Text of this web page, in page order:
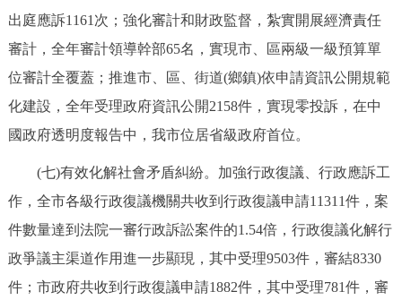
出庭應訴1161次；強化審計和財政監督，紮實開展經濟責任
審計，全年審計領導幹部65名，實現市、區兩級一級預算單
位審計全覆蓋；推進市、區、街道(鄉鎮)依申請資訊公開規範
化建設，全年受理政府資訊公開2158件，實現零投訴，在中
國政府透明度報告中，我市位居省級政府首位。
(七)有效化解社會矛盾糾紛。加強行政復議、行政應訴工
作，全市各級行政復議機關共收到行政復議申請11311件，案
件數量達到法院一審行政訴訟案件的1.54倍，行政復議化解行
政爭議主渠道作用進一步顯現，其中受理9503件，審結8330
件；市政府共收到行政復議申請1882件，其中受理781件，審